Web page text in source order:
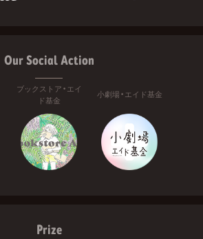
Our Social Action
ブックストア・エイ
ド基金
小劇場・エイド基金
Prize